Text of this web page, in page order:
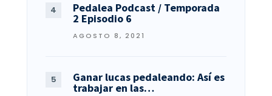
Pedalea Podcast / Temporada
2 Episodio 6
AGOSTO 8, 2021
Ganar lucas pedaleando: Así es
trabajar en las…